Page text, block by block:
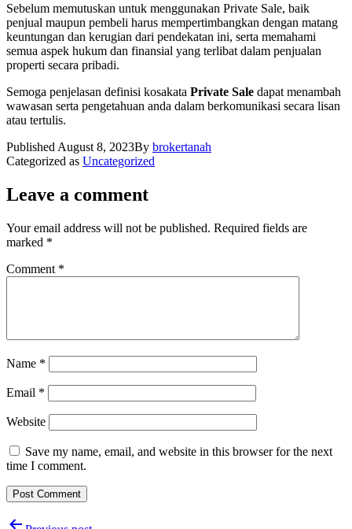
Sebelum memutuskan untuk menggunakan Private Sale, baik
penjual maupun pembeli harus mempertimbangkan dengan matang
keuntungan dan kerugian dari pendekatan ini, serta memahami
semua aspek hukum dan finansial yang terlibat dalam penjualan
properti secara pribadi.
Semoga penjelasan definisi kosakata Private Sale dapat menambah
wawasan serta pengetahuan anda dalam berkomunikasi secara lisan
atau tertulis.
Published August 8, 2023By brokertanah
Categorized as Uncategorized
Leave a comment
Your email address will not be published. Required fields are
marked *
Comment *
Name *
Email *
Website
Save my name, email, and website in this browser for the next
time I comment.
Post